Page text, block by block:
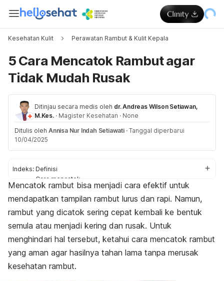
Kesehatan Kulit Perawatan Rambut & Kulit Kepala
5 Cara Mencatok Rambut agar
Tidak Mudah Rusak
Ditinjau secara medis oleh dr. Andreas Wilson Setiawan,
M.Kes. · Magister Kesehatan · None
Ditulis oleh Annisa Nur Indah Setiawati · Tanggal diperbarui
10/04/2025
Indeks: Definisi
Cara mencatok
Efek samping
Mencatok rambut bisa menjadi cara efektif untuk
mendapatkan tampilan rambut lurus dan rapi. Namun,
rambut yang dicatok sering cepat kembali ke bentuk
semula atau menjadi kering dan rusak. Untuk
menghindari hal tersebut, ketahui cara mencatok rambut
yang aman agar hasilnya tahan lama tanpa merusak
kesehatan rambut.